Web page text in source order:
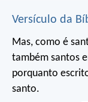
Versículo da
Mas, como é
também santos
porquanto
santo.